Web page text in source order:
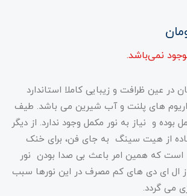
نمی‌باشد.
در عین ظرافت و زیبایی کاملا استاندارد
های پلنت و آب شیرین می باشد. طیف
بوده و نیاز به نور مکمل وجود ندارد. از دیگر
از هیت سینگ به جای فن، برای خنک
که همین امر باعث بی صدا بودن نور
ال ای دی های کم مصرف در این نورها سبب
می گردد.